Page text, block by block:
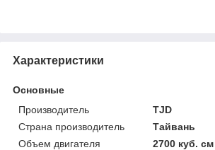
Характеристики
Основные
Производитель
TJD
Страна производитель
Тайвань
Объем двигателя
2700 куб. см